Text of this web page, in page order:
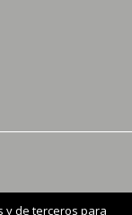
y de terceros para